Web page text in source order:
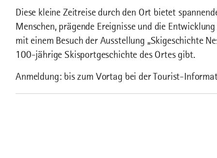
Diese kleine Zeitreise durch den Ort bietet
Menschen, prägende Ereignisse und die
mit einem Besuch der Ausstellung „Skigeschichte
100-jährige Skisportgeschichte des Ortes gibt.
Anmeldung : bis zum Vortag bei der Tourist-